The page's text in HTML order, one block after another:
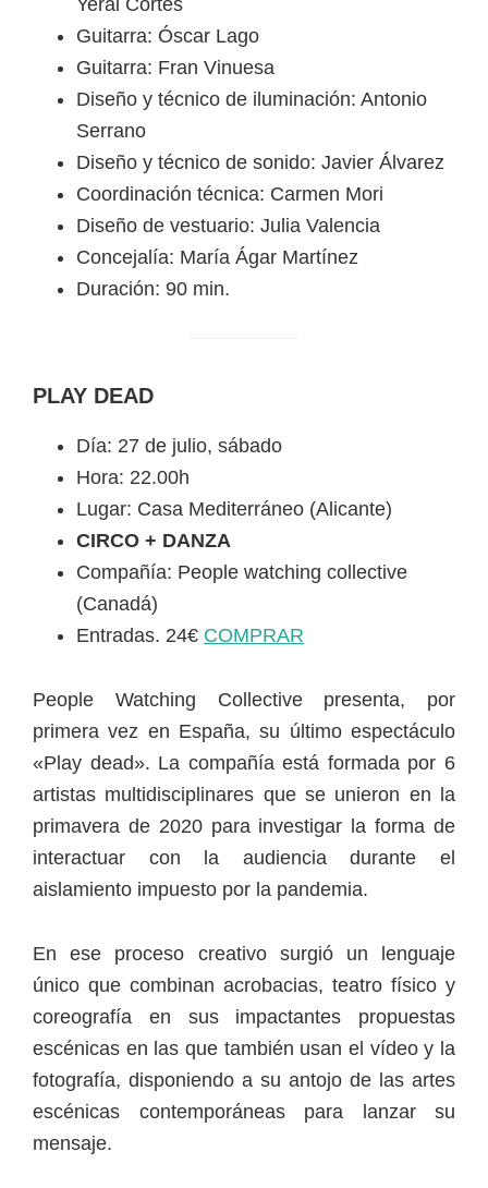
Guitarra: Óscar Lago
Guitarra: Fran Vinuesa
Diseño y técnico de iluminación: Antonio
Serrano
Diseño y técnico de sonido: Javier Álvarez
Coordinación técnica: Carmen Mori
Diseño de vestuario: Julia Valencia
Concejalía: María Ágar Martínez
Duración: 90 min.
PLAY DEAD
Día: 27 de julio, sábado
Hora: 22.00h
Lugar: Casa Mediterráneo (Alicante)
CIRCO + DANZA
Compañía: People watching collective
(Canadá)
Entradas. 24€ COMPRAR
People Watching Collective presenta, por
primera vez en España, su último espectáculo
«Play dead». La compañía está formada por 6
artistas multidisciplinares que se unieron en la
primavera de 2020 para investigar la forma de
interactuar con la audiencia durante el
aislamiento impuesto por la pandemia.
En ese proceso creativo surgió un lenguaje
único que combinan acrobacias, teatro físico y
coreografía en sus impactantes propuestas
escénicas en las que también usan el vídeo y la
fotografía, disponiendo a su antojo de las artes
escénicas contemporáneas para lanzar su
mensaje.